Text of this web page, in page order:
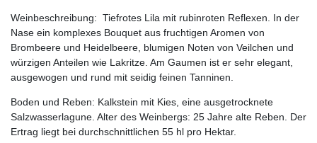
Weinbeschreibung: Tiefrotes Lila mit rubinroten Reflexen. In der
Nase ein komplexes Bouquet aus fruchtigen Aromen von
Brombeere und Heidelbeere, blumigen Noten von Veilchen und
würzigen Anteilen wie Lakritze. Am Gaumen ist er sehr elegant,
ausgewogen und rund mit seidig feinen Tanninen.
Boden und Reben: Kalkstein mit Kies, eine ausgetrocknete
Salzwasserlagune. Alter des Weinbergs: 25 Jahre alte Reben. Der
Ertrag liegt bei durchschnittlichen 55 hl pro Hektar.